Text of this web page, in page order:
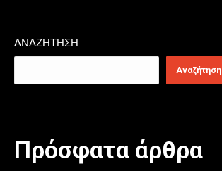
ΑΝΑΖΉΤΗΣΗ
Αναζήτηση
Πρόσφατα άρθρα